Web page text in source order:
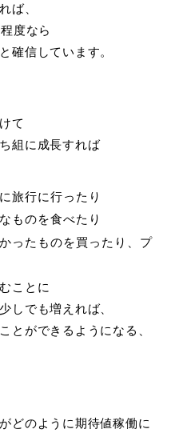
ば、
度なら
確信しています。
て
組に成長すれば
旅行に行ったり
ものを食べたり
ったものを買ったり、プ
ことに
しでも増えれば、
とができるようになる、
どのように期待値稼働に